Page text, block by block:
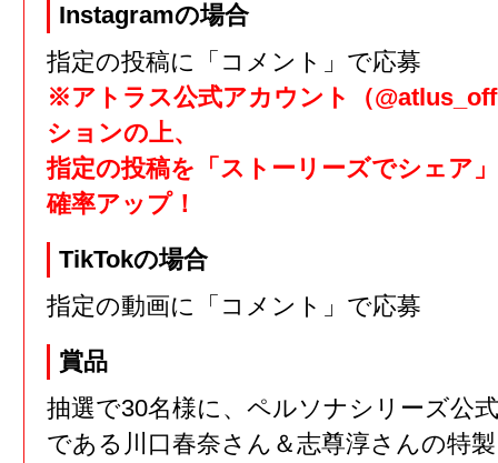
Instagramの場合
指定の投稿に「コメント」で応募
※アトラス公式アカウント（
ションの上、
指定の投稿を「ストーリーズでシェア
確率アップ！
TikTokの場合
指定の動画に「コメント」で応募
賞品
抽選で30名様に、ペルソナシリーズ公
である川口春奈さん＆志尊淳さんの特